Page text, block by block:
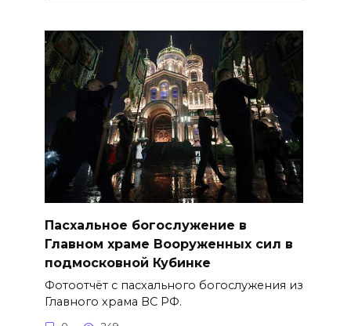
Пасхальное богослужение в
Главном храме Вооруженных сил в
подмосковной Кубинке
Фотоотчёт с пасхального богослужения из
Главного храма ВС РФ.